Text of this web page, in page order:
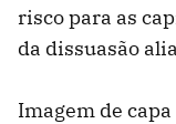
risco para as
da dissuasão
Imagem de